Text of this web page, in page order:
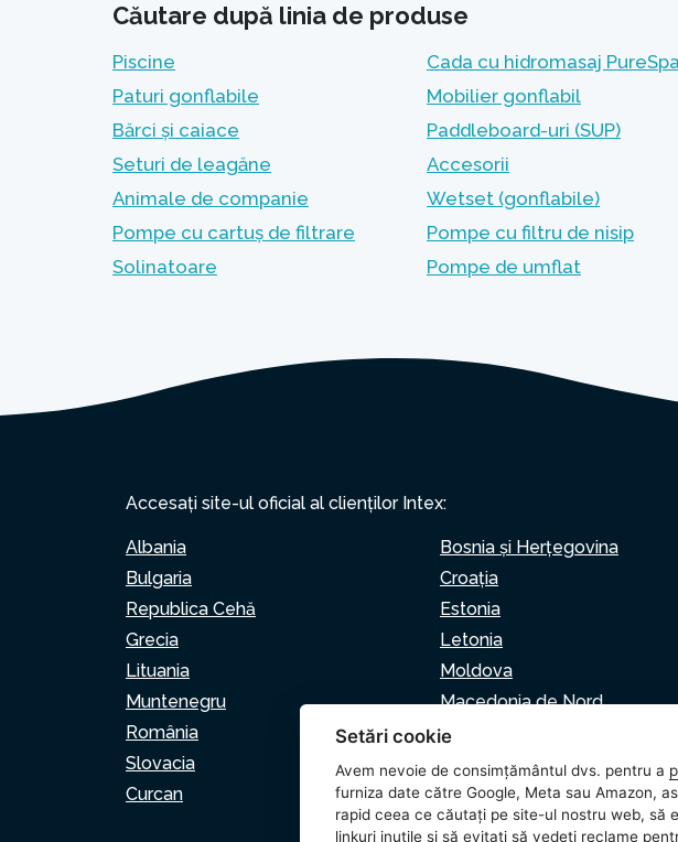
Căutare după linia de produse
Piscine
Cada cu hidromasaj PureSpa
Paturi gonflabile
Mobilier gonflabil
Bărci și caiace
Paddleboard-uri (SUP)
Seturi de leagăne
Accesorii
Animale de companie
Wetset (gonflabile)
Pompe cu cartuș de filtrare
Pompe cu filtru de nisip
Solinatoare
Pompe de umflat
Accesați site-ul oficial al clienților Intex:
Albania
Bosnia și Herțegovina
Bulgaria
Croaţia
Republica Cehă
Estonia
Grecia
Letonia
Lituania
Moldova
Muntenegru
Macedonia de Nord
România
Serbia
Slovacia
Slovenia
Curcan
Setări cookie
Avem nevoie de consimțământul dvs. pentru a
furniza date către Google, Meta sau Amazon,
rapid ceea ce căutați pe site-ul nostru web, să
linkuri inutile și să evitați să vedeți reclame